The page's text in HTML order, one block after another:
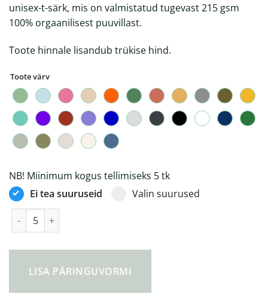
unisex-t-särk, mis on valmistatud tugevast 215 gsm
100% orgaanilisest puuvillast.
Toote hinnale lisandub trükise hind.
Toote värv
NB! Miinimum kogus tellimiseks 5 tk
Ei tea suuruseid
Valin suurused
LISA PÄRINGUVORMI